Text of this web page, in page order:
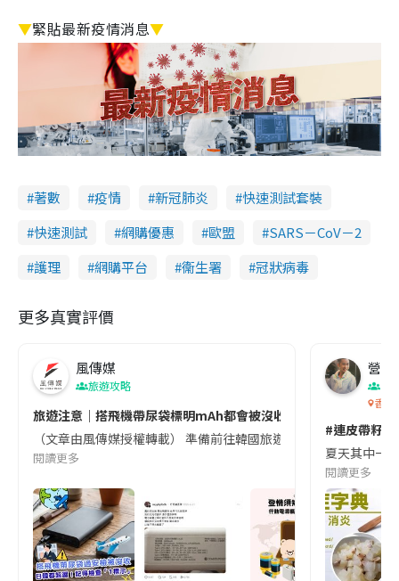
▼緊貼最新疫情消息▼
著數 疫情 新冠肺炎
快速測試套裝
快速測試
網購優惠 歐盟
SARS－CoV－2
護理
網購平台 衞生署 冠狀病毒
更多真實評價
風傳媒
旅遊攻略
旅遊注意｜搭飛機帶尿袋標明mAh都會被沒收😱出發前切記檢查
（文章由風傳媒授權轉載） 準備前往韓國旅遊的民眾，近期要
閱讀更多
營養
香港
#連皮帶籽
夏天其中一
閱讀更多